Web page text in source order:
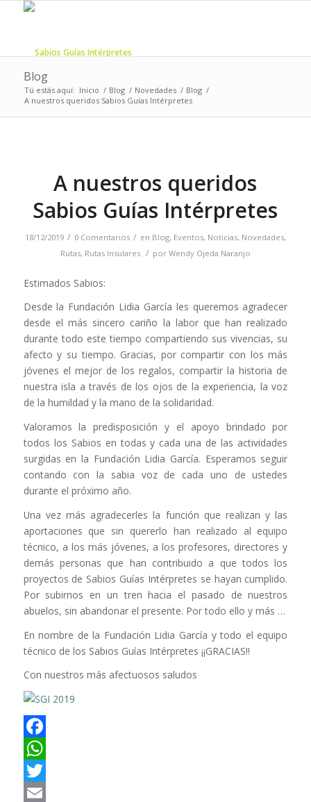
Blog
Tú estás aquí: Inicio / Blog / Novedades / Blog /
A nuestros queridos Sabios Guías Intérpretes
A nuestros queridos
Sabios Guías Intérpretes
18/12/2019 / 0 Comentarios / en Blog, Eventos, Noticias, Novedades,
Rutas, Rutas Insulares / por Wendy Ojeda Naranjo
Estimados Sabios:
Desde la Fundación Lidia García les queremos agradecer
desde el más sincero cariño la labor que han realizado
durante todo este tiempo compartiendo sus vivencias, su
afecto y su tiempo. Gracias, por compartir con los más
jóvenes el mejor de los regalos, compartir la historia de
nuestra isla a través de los ojos de la experiencia, la voz
de la humildad y la mano de la solidaridad.
Valoramos la predisposición y el apoyo brindado por
todos los Sabios en todas y cada una de las actividades
surgidas en la Fundación Lidia García. Esperamos seguir
contando con la sabia voz de cada uno de ustedes
durante el próximo año.
Una vez más agradecerles la función que realizan y las
aportaciones que sin quererlo han realizado al equipo
técnico, a los más jóvenes, a los profesores, directores y
demás personas que han contribuido a que todos los
proyectos de Sabios Guías Intérpretes se hayan cumplido.
Por subirnos en un tren hacia el pasado de nuestros
abuelos, sin abandonar el presente. Por todo ello y más …
En nombre de la Fundación Lidia García y todo el equipo
técnico de los Sabios Guías Intérpretes ¡¡GRACIAS!!
Con nuestros más afectuosos saludos
Facebook
WhatsApp
Twitter